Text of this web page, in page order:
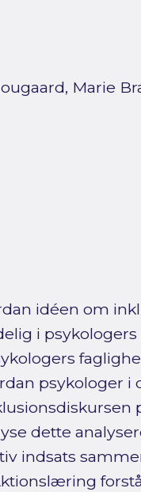
Marie
idéen om
i
psykologer
dette
indsats